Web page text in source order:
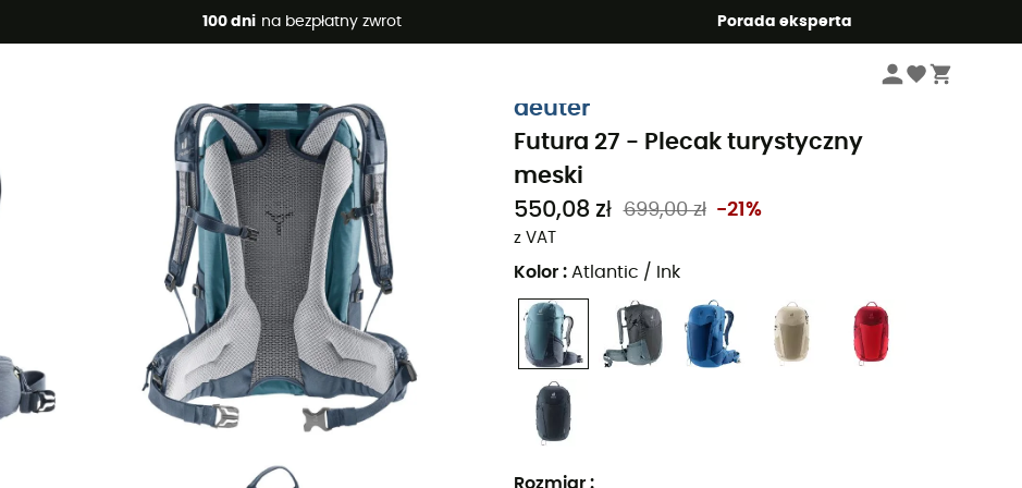
100 dni na bezpłatny zwrot Porada eksperta
Letnie promocje 🔥 -5% DODATKOWO przy zakupie 2 produktów*, kod Summer5
deuter
Futura 27 - Plecak turystyczny
meski
550,08 zł 699,00 zł -21%
z VAT
Kolor : Atlantic / Ink
Rozmiar :